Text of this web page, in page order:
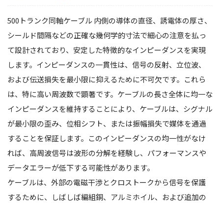
500トランク同軸ケーブル 内側の導体の直径、誘電体の厚さ、
シールド間隔などの正確な幾何学的寸法で細心の注意を払っ
て設計されており、安定した特徴的なインピーダンスを実現
します。インピーダンスの一貫性は、信号の反射、立位波、
および伝送損失を最小限に抑えるために不可欠です。これら
は、特に高い周波数で顕著です。ケーブルの長さ全体に均一な
インピーダンスを維持することにより、ケーブルは、シグナル
が最小限の歪み、位相シフト、または振幅損失で媒体を通過
することを保証します。このインピーダンスの均一性がなけ
れば、高周波信号は波形の分解を経験し、パフォーマンスや
データエラーが低下する可能性があります。
ケーブルは、外部の電磁干渉とクロストークから信号を保護
するために、しばしば編組銅、アルミホイル、および追加の